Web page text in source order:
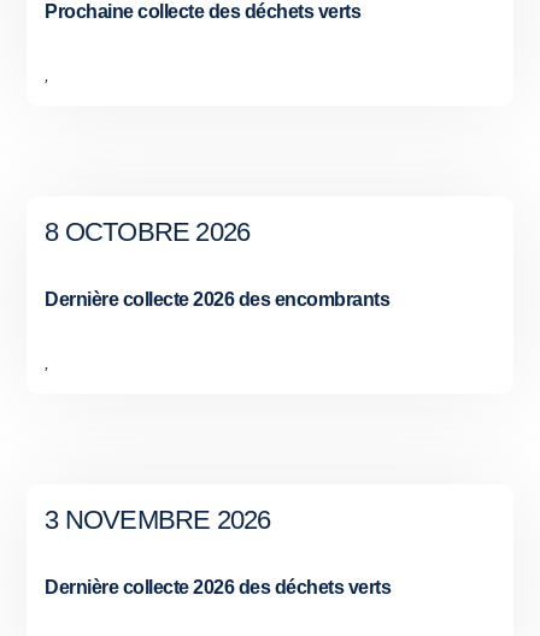
Prochaine collecte des déchets verts
8 OCTOBRE 2026
Dernière collecte 2026 des encombrants
3 NOVEMBRE 2026
Dernière collecte 2026 des déchets verts